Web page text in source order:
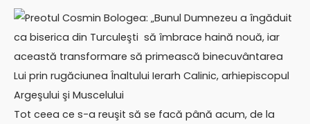
Preotul Cosmin Bologea: „Bunul Dumnezeu a îngăduit
ca biserica din Turculeşti să îmbrace haină nouă, iar
această transformare să primească binecuvântarea
Lui prin rugăciunea Înaltului Ierarh Calinic, arhiepiscopul
Argeşului şi Muscelului
Tot ceea ce s-a reuşit să se facă până acum, de la